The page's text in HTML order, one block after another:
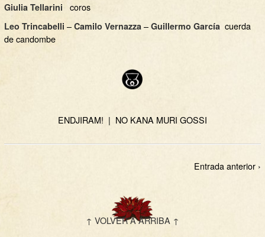
Giulia Tellarini coros
Leo Trincabelli – Camilo Vernazza – Guillermo García cuerda
de candombe
ENDJIRAM! | NO KANA MURI GOSSI
Entrada anterior ›
↑ VOLVER A ARRIBA ↑